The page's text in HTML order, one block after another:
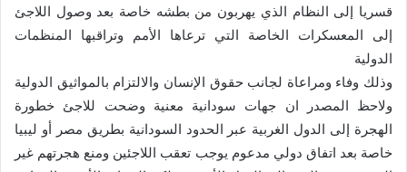
قسريا إلى النظام الذي يهربون من بطشه خاصة بعد وصول اللاجئ
إلى المعسكرات الخاصة التي ترعاها الأمم وتراقبها المنظمات
الدولية
وذلك وفاء ومراعاة لجانب حقوق الإنسان والالتزام بالمواثيق الدولية
ولاحظ المصدر ان جهات سودانية معنية وضحت للاجئ خطورة
الهجرة إلى الدول الغربية عبر الحدود السودانية بطريق مصر أو ليبيا
خاصة بعد اتفاق دولي مدعوم يوجب تعقب اللاجئين ومنع هجرتهم غير